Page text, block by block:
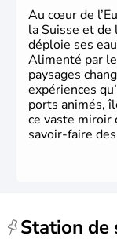
Au cœur de
la Suisse et de
déploie ses
Alimenté par
paysages
expériences
ports animés,
ce vaste miroir
savoir-faire
Station de